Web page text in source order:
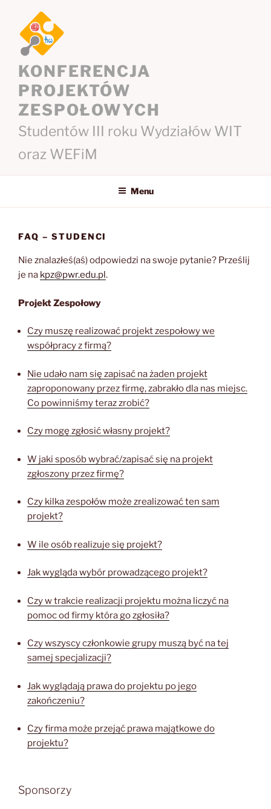
treści
KONFERENCJA
PROJEKTÓW
ZESPOŁOWYCH
Studentów III roku Wydziałów WIT
oraz WEFiM
Menu
FAQ – STUDENCI
Nie znalazłeś(aś) odpowiedzi na swoje pytanie? Prześlij
je na kpz@pwr.edu.pl.
Projekt Zespołowy
Czy muszę realizować projekt zespołowy we
współpracy z firmą?
Nie udało nam się zapisać na żaden projekt
zaproponowany przez firmę, zabrakło dla nas miejsc.
Co powinniśmy teraz zrobić?
Czy mogę zgłosić własny projekt?
W jaki sposób wybrać/zapisać się na projekt
zgłoszony przez firmę?
Czy kilka zespołów może zrealizować ten sam
projekt?
W ile osób realizuje się projekt?
Jak wygląda wybór prowadzącego projekt?
Czy w trakcie realizacji projektu można liczyć na
pomoc od firmy która go zgłosiła?
Czy wszyscy członkowie grupy muszą być na tej
samej specjalizacji?
Jak wyglądają prawa do projektu po jego
zakończeniu?
Czy firma może przejąć prawa majątkowe do
projektu?
Sponsorzy